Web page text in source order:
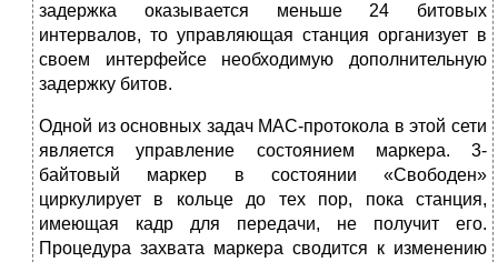
задержка оказывается меньше 24 битовых
интервалов, то управляющая станция организует в
своем интерфейсе необходимую дополнительную
задержку битов.
Одной из основных задач MAC-протокола в этой сети
является управление состоянием маркера. 3-
байтовый маркер в состоянии «Свободен»
циркулирует в кольце до тех пор, пока станция,
имеющая кадр для передачи, не получит его.
Процедура захвата маркера сводится к изменению